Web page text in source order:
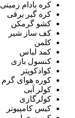
کره بادام زمینی
کره گیر برقی
کشو گرمکن
کف ساز شیر
کلمن
کمد لباس
کنسول بازی
کوادکوپتر
کوره هوای گرم
کولر آبی
کولرگازی
کیس کامپیوتر